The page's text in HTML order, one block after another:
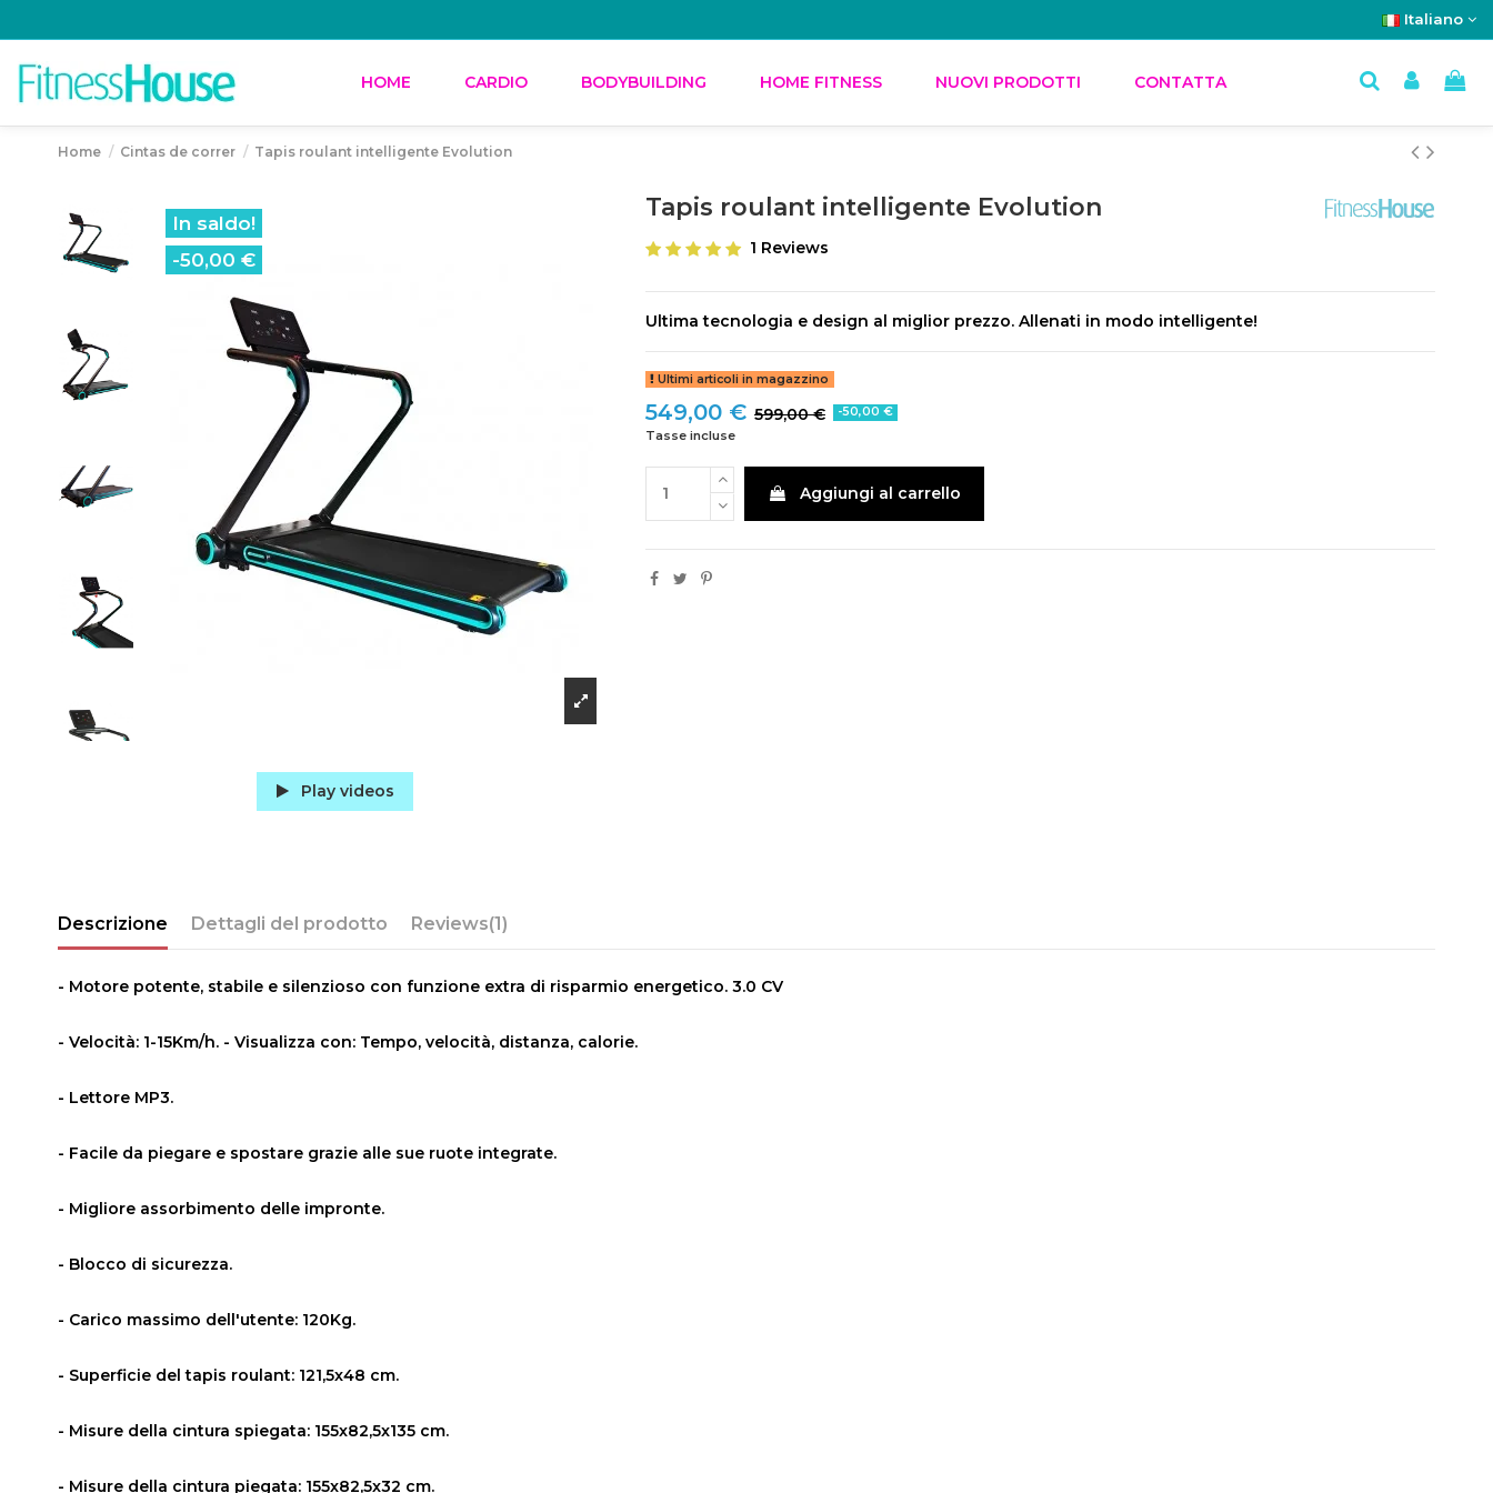
Italiano
HOME CARDIO BODYBUILDING HOME FITNESS NUOVI PRODOTTI CONTATTA
Home Cintas de correr Tapis roulant intelligente Evolution
In saldo!
-50,00 €
Play videos
Tapis roulant intelligente Evolution
1 Reviews
Ultima tecnologia e design al miglior prezzo. Allenati in modo intelligente!
Ultimi articoli in magazzino
549,00 € 599,00 € -50,00 €
Tasse incluse
Aggiungi al carrello
Descrizione Dettagli del prodotto Reviews(1)
- Motore potente, stabile e silenzioso con funzione extra di risparmio energetico. 3.0 CV
- Velocità: 1-15Km/h. - Visualizza con: Tempo, velocità, distanza, calorie.
- Lettore MP3.
- Facile da piegare e spostare grazie alle sue ruote integrate.
- Migliore assorbimento delle impronte.
- Blocco di sicurezza.
- Carico massimo dell'utente: 120Kg.
- Superficie del tapis roulant: 121,5x48 cm.
- Misure della cintura spiegata: 155x82,5x135 cm.
- Misure della cintura piegata: 155x82,5x32 cm.